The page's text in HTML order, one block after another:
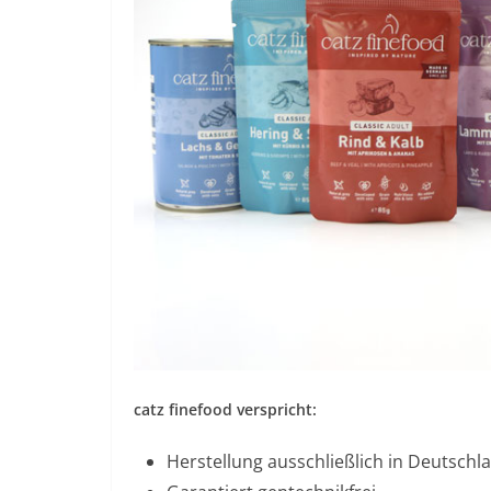
catz finefood verspricht:
Herstellung ausschließlich in